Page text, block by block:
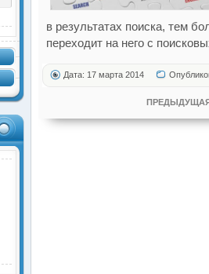
в результатах поиска, тем
переходит на него с
Дата: 17 марта 2014